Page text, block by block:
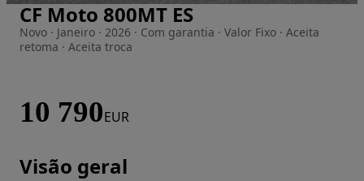
Imagem 1 de 15
CF Moto 800MT ES
Novo · Janeiro · 2026 · Com garantia · Valor Fixo · Aceita
retoma · Aceita troca
10 790EUR
Visão geral